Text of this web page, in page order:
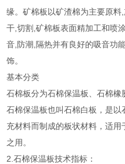
缘。矿棉板以矿渣棉为主要原
干,切割,矿棉板表面精加工和喷
音,防潮,隔热并有良好的吸音功
饰。
基本分类
石棉板分为石棉保温板、石棉橡
石棉保温板也叫石棉白板，是
充材料而制成的板状材料，适
之用。
2.石棉保温板技术指标：